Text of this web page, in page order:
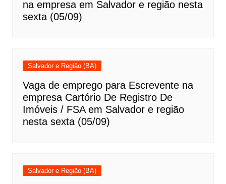
na empresa em Salvador e região nesta
sexta (05/09)
Salvador e Região (BA)
Vaga de emprego para Escrevente na
empresa Cartório De Registro De
Imóveis / FSA em Salvador e região
nesta sexta (05/09)
Salvador e Região (BA)